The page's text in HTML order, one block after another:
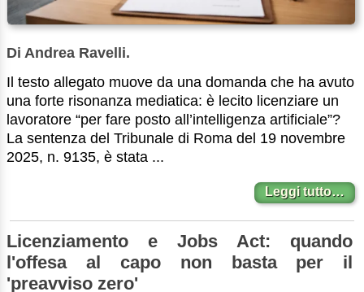
Di Andrea Ravelli.
Il testo allegato muove da una domanda che ha avuto
una forte risonanza mediatica: è lecito licenziare un
lavoratore “per fare posto all’intelligenza artificiale”?
La sentenza del Tribunale di Roma del 19 novembre
2025, n. 9135, è stata ...
Leggi tutto…
Licenziamento e Jobs Act: quando
l'offesa al capo non basta per il
'preavviso zero'